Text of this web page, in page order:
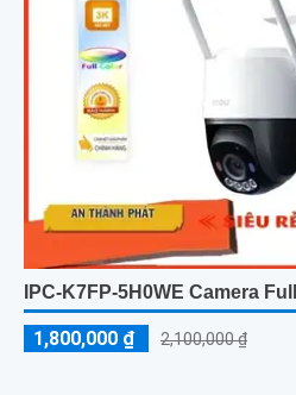
IPC-K7FP-5H0WE Camera
1,800,000 ₫ 2,100,000 ₫